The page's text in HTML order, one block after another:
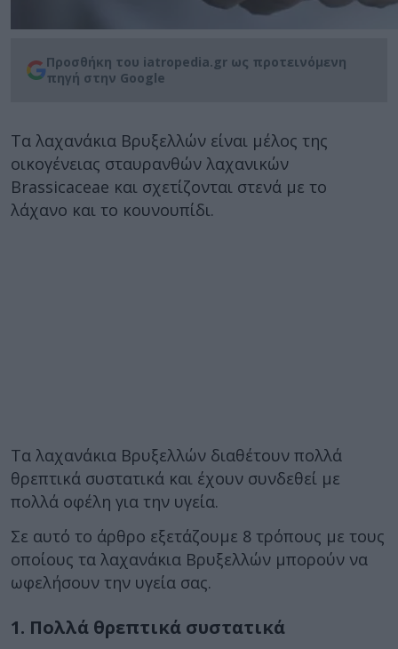
Προσθήκη του iatropedia.gr ως προτεινόμενη
πηγή στην Google
Τα λαχανάκια Βρυξελλών είναι μέλος της
οικογένειας σταυρανθών λαχανικών
Brassicaceae και σχετίζονται στενά με το
λάχανο και το κουνουπίδι.
Τα λαχανάκια Βρυξελλών διαθέτουν πολλά
θρεπτικά συστατικά και έχουν συνδεθεί με
πολλά οφέλη για την υγεία.
Σε αυτό το άρθρο εξετάζουμε 8 τρόπους με τους
οποίους τα λαχανάκια Βρυξελλών μπορούν να
ωφελήσουν την υγεία σας.
1. Πολλά θρεπτικά συστατικά